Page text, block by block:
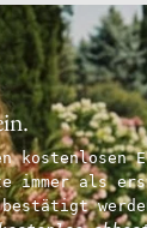
kostenlosen
immer als
bestätigt